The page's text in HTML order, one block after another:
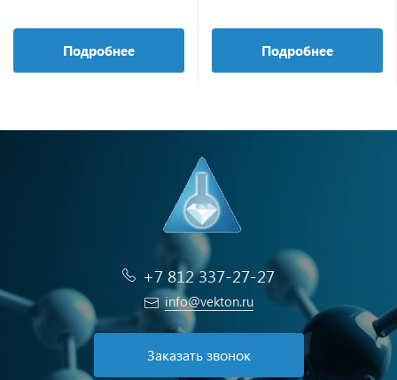
Подробнее Подробнее
+7 812 337-27-27
info@vekton.ru
Заказать звонок